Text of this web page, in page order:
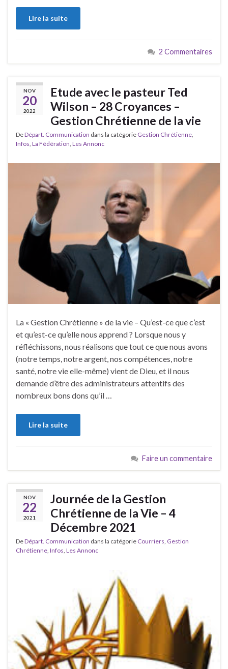
Lire la suite
2 Commentaires
NOV
20
2022
Etude avec le pasteur Ted
Wilson – 28 Croyances –
Gestion Chrétienne de la vie
DeDépart. Communication dans la catégorie Gestion Chrétienne,
Infos, La Fédération, Les Annonc
La « Gestion Chrétienne » de la vie – Qu’est-ce que c’est
et qu’est-ce qu’elle nous apprend ? Lorsque nous y
réfléchissons, nous réalisons que tout ce que nous avons
(notre temps, notre argent, nos compétences, notre
santé, notre vie elle-même) vient de Dieu, et il nous
demande d’être des administrateurs attentifs des
nombreux bons dons qu’il …
Lire la suite
Faire un commentaire
NOV
22
2021
Journée de la Gestion
Chrétienne de la Vie – 4
Décembre 2021
DeDépart. Communication dans la catégorie Courriers, Gestion
Chrétienne, Infos, Les Annonc